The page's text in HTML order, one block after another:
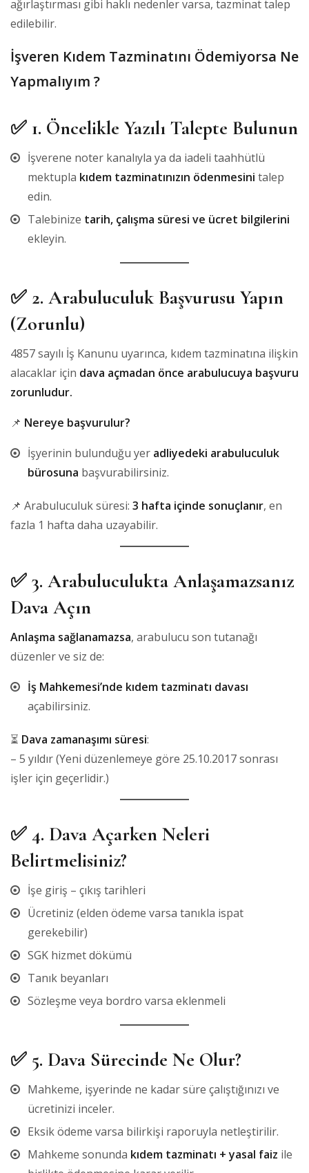
ağırlaştırması gibi haklı nedenler varsa, tazminat talep
edilebilir.
İşveren Kıdem Tazminatını Ödemiyorsa Ne
Yapmalıyım ?
✅ 1. Öncelikle Yazılı Talepte Bulunun
İşverene noter kanalıyla ya da iadeli taahhütlü
mektupla kıdem tazminatınızın ödenmesini talep
edin.
Talebinize tarih, çalışma süresi ve ücret bilgilerini
ekleyin.
✅ 2. Arabuluculuk Başvurusu Yapın
(Zorunlu)
4857 sayılı İş Kanunu uyarınca, kıdem tazminatına ilişkin
alacaklar için dava açmadan önce arabulucuya başvuru
zorunludur.
📌 Nereye başvurulur?
İşyerinin bulunduğu yer adliyedeki arabuluculuk
bürosuna başvurabilirsiniz.
📌 Arabuluculuk süresi: 3 hafta içinde sonuçlanır, en
fazla 1 hafta daha uzayabilir.
✅ 3. Arabuluculukta Anlaşamazsanız
Dava Açın
Anlaşma sağlanamazsa, arabulucu son tutanağı
düzenler ve siz de:
İş Mahkemesi’nde kıdem tazminatı davası
açabilirsiniz.
⏳ Dava zamanaşımı süresi:
– 5 yıldır (Yeni düzenlemeye göre 25.10.2017 sonrası
işler için geçerlidir.)
✅ 4. Dava Açarken Neleri
Belirtmelisiniz?
İşe giriş – çıkış tarihleri
Ücretiniz (elden ödeme varsa tanıkla ispat
gerekebilir)
SGK hizmet dökümü
Tanık beyanları
Sözleşme veya bordro varsa eklenmeli
✅ 5. Dava Sürecinde Ne Olur?
Mahkeme, işyerinde ne kadar süre çalıştığınızı ve
ücretinizi inceler.
Eksik ödeme varsa bilirkişi raporuyla netleştirilir.
Mahkeme sonunda kıdem tazminatı + yasal faiz ile